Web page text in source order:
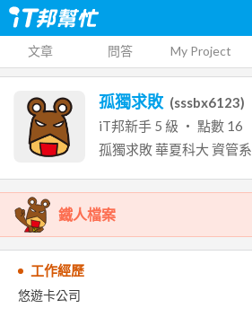
文章 問答 My Project
孤獨求敗 (sssbx6123)
iT邦新手 5 級 ‧ 點數 16
孤獨求敗華夏科大 資管系
鐵人檔案
工作經歷
悠遊卡公司